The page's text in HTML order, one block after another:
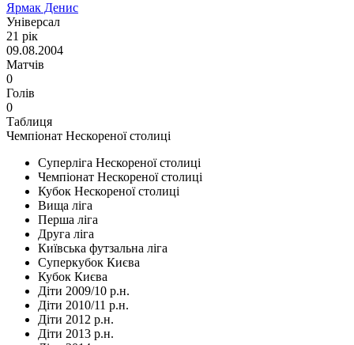
Ярмак Денис
Універсал
21 рік
09.08.2004
Матчів
0
Голів
0
Таблиця
Чемпіонат Нескореної столиці
Суперліга Нескореної столиці
Чемпіонат Нескореної столиці
Кубок Нескореної столиці
Вища ліга
Перша ліга
Друга ліга
Київська футзальна ліга
Суперкубок Києва
Кубок Києва
Діти 2009/10 р.н.
Діти 2010/11 р.н.
Діти 2012 р.н.
Діти 2013 р.н.